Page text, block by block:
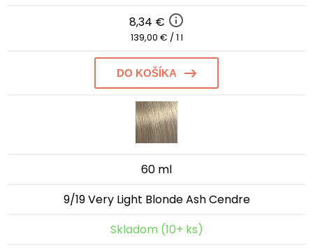
8,34 €
139,00 € / 1 l
DO KOŠÍKA
60 ml
9/19 Very Light Blonde Ash Cendre
Skladom (10+ ks)